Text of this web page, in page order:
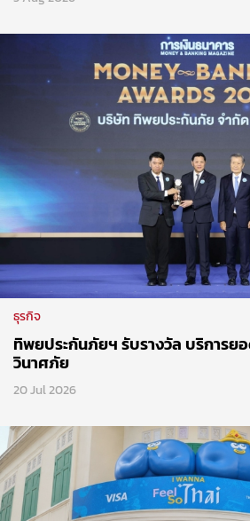
ธุรกิจ
ทิพยประกันภัยฯ รับรางวัล บริการย
วินาศภัย
20 Jul 2026